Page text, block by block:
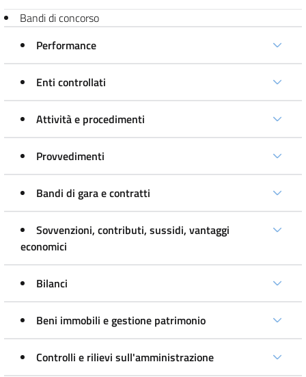
Bandi di concorso
Performance
Enti controllati
Attività e procedimenti
Provvedimenti
Bandi di gara e contratti
Sovvenzioni, contributi, sussidi, vantaggi
economici
Bilanci
Beni immobili e gestione patrimonio
Controlli e rilievi sull'amministrazione